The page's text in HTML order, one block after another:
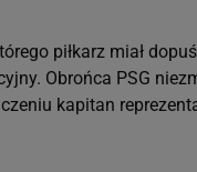
piłkarz miał
Obrońca PSG
kapitan